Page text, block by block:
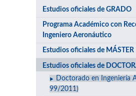
Estudios oficiales de GRADO
Programa Académico con
Ingeniero Aeronáutico
Estudios oficiales de MÁSTER
Estudios oficiales de
Doctorado en Ingeniería
99/2011)